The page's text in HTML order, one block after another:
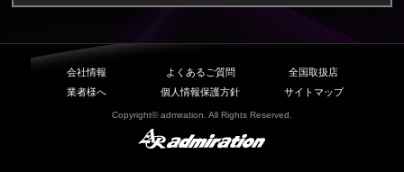
会社情報 よくあるご質問
全国取扱店
業者様へ
個人情報保護方針 サイトマップ
Copyright© admiration. All Rights Reserved.